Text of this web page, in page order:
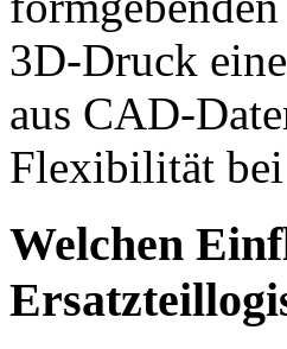
3D-Druck
aus CAD-
Flexibilität
Welchen